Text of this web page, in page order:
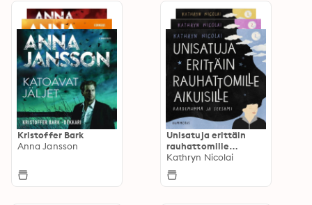
Kristoffer Bark
Anna Jansson
Unisatuja erittäin
rauhattomille
aikuisille
Kathryn Nicolai